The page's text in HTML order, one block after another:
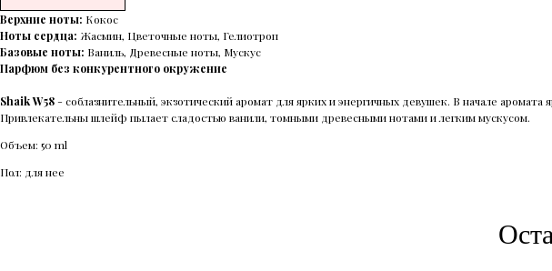
Верхние ноты: Кокос
Ноты сердца: Жасмин, Цветочные ноты, Гелиотроп
Базовые ноты: Ваниль, Древесные ноты, Мускус
Парфюм без конкурентного окружение
Shaik W58- соблазнительный, экзотический аромат для ярких и энергичных девушек. В начале
Привлекательны шлейф пылает сладостью ванили, томными древесными нотами и легким мускусом.
Объем: 50 ml
Пол: для нее